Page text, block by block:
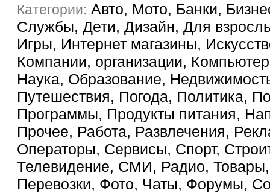
Категории: Авто, Мото, Банки,
Службы, Дети, Дизайн, Для
Игры, Интернет магазины,
Компании, организации,
Наука, Образование,
Путешествия, Погода, Политика,
Программы, Продукты питания,
Прочее, Работа, Развлечения,
Операторы, Сервисы, Спорт,
Телевидение, СМИ, Радио, Товары,
Перевозки, Фото, Чаты, Форумы,